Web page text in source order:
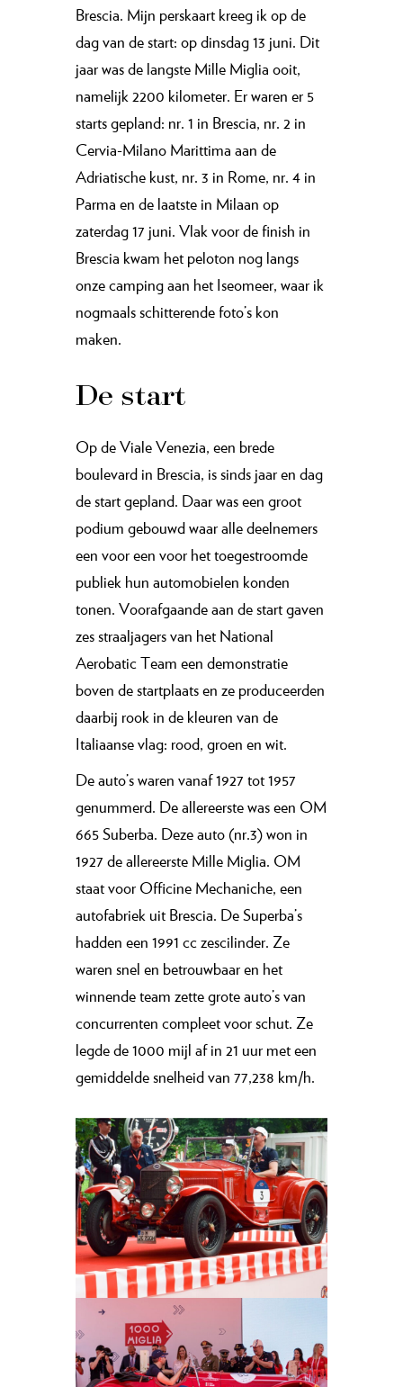
Brescia. Mijn perskaart kreeg ik op de
dag van de start: op dinsdag 13 juni. Dit
jaar was de langste Mille Miglia ooit,
namelijk 2200 kilometer. Er waren er 5
starts gepland: nr. 1 in Brescia, nr. 2 in
Cervia-Milano Marittima aan de
Adriatische kust, nr. 3 in Rome, nr. 4 in
Parma en de laatste in Milaan op
zaterdag 17 juni. Vlak voor de finish in
Brescia kwam het peloton nog langs
onze camping aan het Iseomeer, waar ik
nogmaals schitterende foto’s kon
maken.
De start
Op de Viale Venezia, een brede
boulevard in Brescia, is sinds jaar en dag
de start gepland. Daar was een groot
podium gebouwd waar alle deelnemers
een voor een voor het toegestroomde
publiek hun automobielen konden
tonen. Voorafgaande aan de start gaven
zes straaljagers van het National
Aerobatic Team een demonstratie
boven de startplaats en ze produceerden
daarbij rook in de kleuren van de
Italiaanse vlag: rood, groen en wit.
De auto’s waren vanaf 1927 tot 1957
genummerd. De allereerste was een OM
665 Suberba. Deze auto (nr.3) won in
1927 de allereerste Mille Miglia. OM
staat voor Officine Mechaniche, een
autofabriek uit Brescia. De Superba’s
hadden een 1991 cc zescilinder. Ze
waren snel en betrouwbaar en het
winnende team zette grote auto’s van
concurrenten compleet voor schut. Ze
legde de 1000 mijl af in 21 uur met een
gemiddelde snelheid van 77,238 km/h.